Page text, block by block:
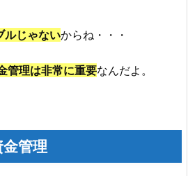
ルじゃないからね・・・
管理は非常に重要なんだよ。
管理